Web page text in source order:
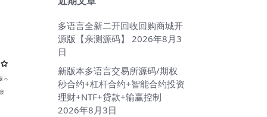
多语言全新二开回收回购商城开
源版【亲测源码】
2026年8月3
日
新版本多语言交易所源码/期权
秒合约+杠杆合约+智能合约投资
理财+NTF+贷款+输赢控制
2026年8月3日